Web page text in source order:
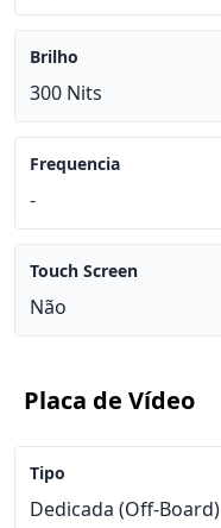
Brilho
300 Nits
Frequencia
-
Touch Screen
Não
Placa de Vídeo
Tipo
Dedicada (Off-Board)